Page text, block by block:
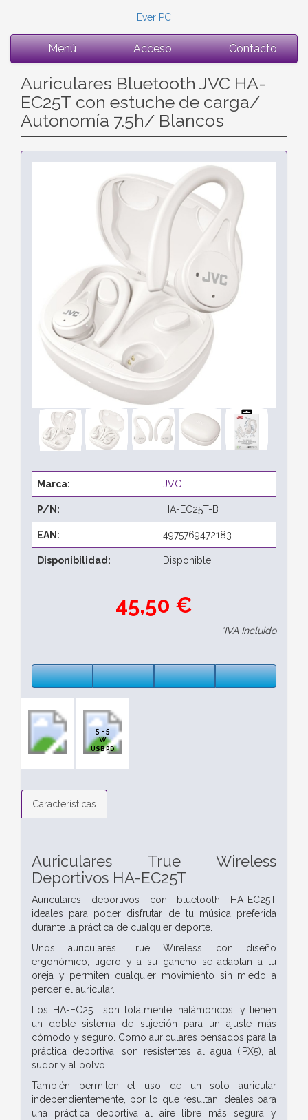
Ever PC
Menú Acceso Contacto
Auriculares Bluetooth JVC HA-
EC25T con estuche de carga/
Autonomía 7.5h/ Blancos
Marca: JVC
P/N: HA-EC25T-B
EAN: 4975769472183
Disponibilidad: Disponible
45,50 €
*IVA Incluido
5 - 5
W
USB PD
Características
Auriculares True Wireless
Deportivos HA-EC25T
Auriculares deportivos con bluetooth HA-EC25T
ideales para poder disfrutar de tu música preferida
durante la práctica de cualquier deporte.
Unos auriculares True Wireless con diseño
ergonómico, ligero y a su gancho se adaptan a tu
oreja y permiten cualquier movimiento sin miedo a
perder el auricular.
Los HA-EC25T son totalmente Inalámbricos, y tienen
un doble sistema de sujeción para un ajuste más
cómodo y seguro. Como auriculares pensados para la
práctica deportiva, son resistentes al agua (IPX5), al
sudor y al polvo.
También permiten el uso de un solo auricular
independientemente, por lo que resultan ideales para
una práctica deportiva al aire libre más segura y